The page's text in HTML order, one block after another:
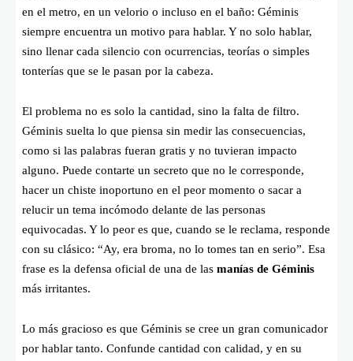
en el metro, en un velorio o incluso en el baño: Géminis
siempre encuentra un motivo para hablar. Y no solo hablar,
sino llenar cada silencio con ocurrencias, teorías o simples
tonterías que se le pasan por la cabeza.
El problema no es solo la cantidad, sino la falta de filtro.
Géminis suelta lo que piensa sin medir las consecuencias,
como si las palabras fueran gratis y no tuvieran impacto
alguno. Puede contarte un secreto que no le corresponde,
hacer un chiste inoportuno en el peor momento o sacar a
relucir un tema incómodo delante de las personas
equivocadas. Y lo peor es que, cuando se le reclama, responde
con su clásico: “Ay, era broma, no lo tomes tan en serio”. Esa
frase es la defensa oficial de una de las manías de Géminis
más irritantes.
Lo más gracioso es que Géminis se cree un gran comunicador
por hablar tanto. Confunde cantidad con calidad, y en su